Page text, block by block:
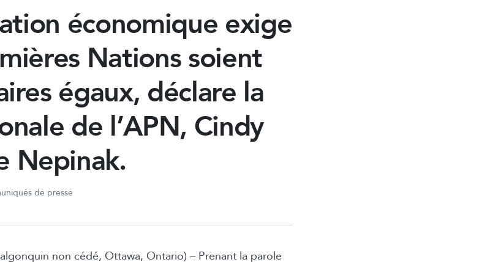
économique exige
Nations soient
égaux, déclare la
de l’APN, Cindy
Nepinak.
de presse
non cédé, Ottawa, Ontario) – Prenant la parole